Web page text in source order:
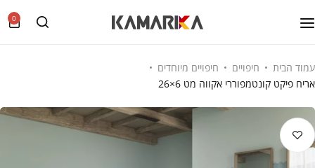
0
עמוד הבית חיפויים
חיפויים מיוחדים
אריח פיקט קונטמפוררי אקווה מט 6×26